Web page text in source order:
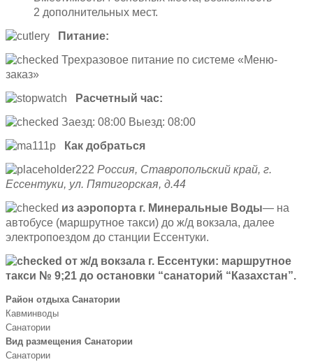
2 дополнительных мест.
Питание:
Трехразовое питание по системе «Меню-
заказ»
Расчетный час:
Заезд: 08:00 Выезд: 08:00
Как добраться
Россия, Ставропольский край, г.
Ессентуки, ул. Пятигорская, д.44
из аэропорта г. Минеральные Воды— на
автобусе (маршрутное такси) до ж/д вокзала, далее
электропоездом до станции Ессентуки.
от ж/д вокзала г. Ессентуки: маршрутное
такси № 9;21 до остановки “санаторий “Казахстан”.
Район отдыха Санатории
Кавминводы
Санатории
Вид размещения Санатории
Санатории